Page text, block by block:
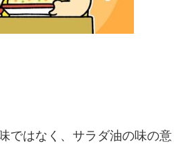
ではなく、サラダ油の味の意